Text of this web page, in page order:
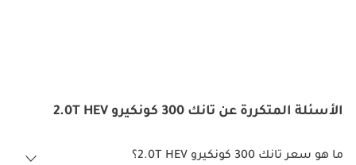
الأسئلة المتكررة عن تانك 300 كونكيرو 2.0T HEV
ما هو سعر تانك 300 كونكيرو 2.0T HEV؟